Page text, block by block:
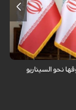
خططًا وتصوروا أن
خلال 48 ساعة وسوقها نحو السيناريو